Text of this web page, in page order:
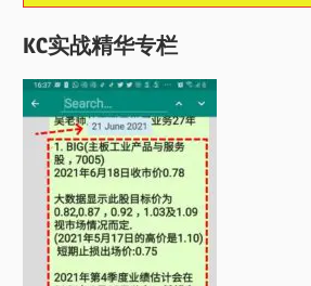
KC实战精华专栏